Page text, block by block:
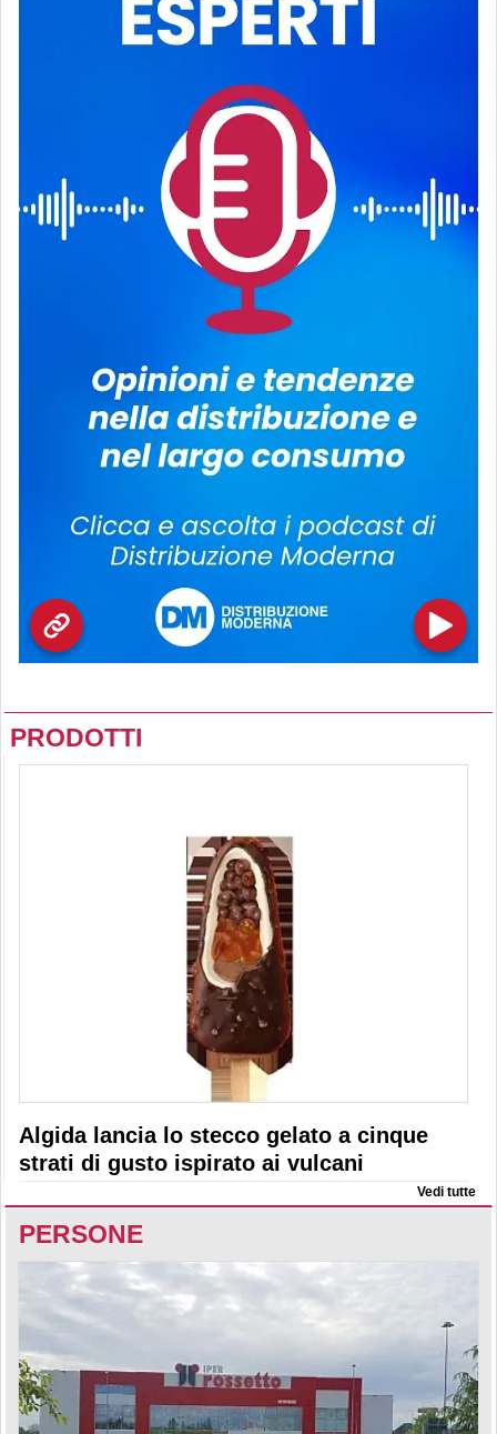
PRODOTTI
Algida lancia lo stecco gelato a cinque
strati di gusto ispirato ai vulcani
Vedi tutte
PERSONE